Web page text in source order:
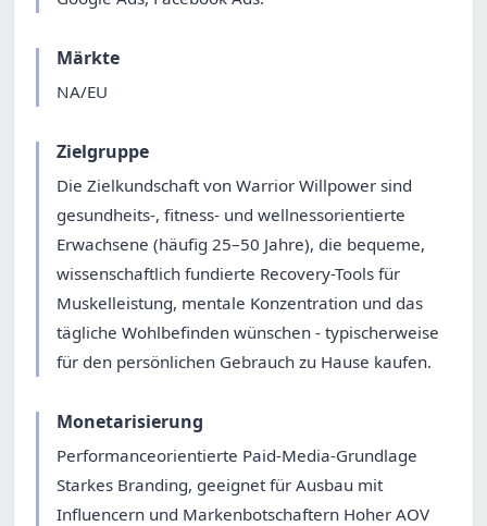
Märkte
NA/EU
Zielgruppe
Die Zielkundschaft von Warrior Willpower sind
gesundheits-, fitness- und wellnessorientierte
Erwachsene (häufig 25–50 Jahre), die bequeme,
wissenschaftlich fundierte Recovery-Tools für
Muskelleistung, mentale Konzentration und das
tägliche Wohlbefinden wünschen - typischerweise
für den persönlichen Gebrauch zu Hause kaufen.
Monetarisierung
Performanceorientierte Paid-Media-Grundlage
Starkes Branding, geeignet für Ausbau mit
Influencern und Markenbotschaftern Hoher AOV